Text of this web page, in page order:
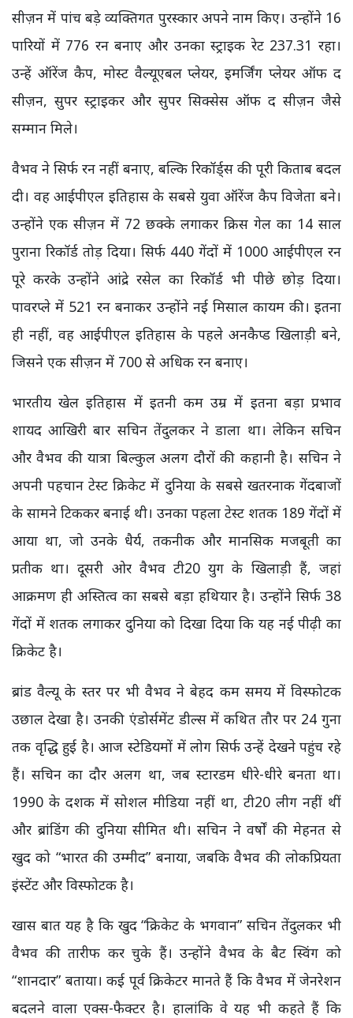
सीज़न में पांच बड़े व्यक्तिगत पुरस्कार अपने नाम किए। उन्होंने 16
पारियों में 776 रन बनाए और उनका स्ट्राइक रेट 237.31 रहा।
उन्हें ऑरेंज कैप, मोस्ट वैल्यूएबल प्लेयर, इमर्जिंग प्लेयर ऑफ द
सीज़न, सुपर स्ट्राइकर और सुपर सिक्सेस ऑफ द सीज़न जैसे
सम्मान मिले।
वैभव ने सिर्फ रन नहीं बनाए, बल्कि रिकॉर्ड्स की पूरी किताब बदल
दी। वह आईपीएल इतिहास के सबसे युवा ऑरेंज कैप विजेता बने।
उन्होंने एक सीज़न में 72 छक्के लगाकर क्रिस गेल का 14 साल
पुराना रिकॉर्ड तोड़ दिया। सिर्फ 440 गेंदों में 1000 आईपीएल रन
पूरे करके उन्होंने आंद्रे रसेल का रिकॉर्ड भी पीछे छोड़ दिया।
पावरप्ले में 521 रन बनाकर उन्होंने नई मिसाल कायम की। इतना
ही नहीं, वह आईपीएल इतिहास के पहले अनकैप्ड खिलाड़ी बने,
जिसने एक सीज़न में 700 से अधिक रन बनाए।
भारतीय खेल इतिहास में इतनी कम उम्र में इतना बड़ा प्रभाव
शायद आखिरी बार सचिन तेंदुलकर ने डाला था। लेकिन सचिन
और वैभव की यात्रा बिल्कुल अलग दौरों की कहानी है। सचिन ने
अपनी पहचान टेस्ट क्रिकेट में दुनिया के सबसे खतरनाक गेंदबाजों
के सामने टिककर बनाई थी। उनका पहला टेस्ट शतक 189 गेंदों में
आया था, जो उनके धैर्य, तकनीक और मानसिक मजबूती का
प्रतीक था। दूसरी ओर वैभव टी20 युग के खिलाड़ी हैं, जहां
आक्रमण ही अस्तित्व का सबसे बड़ा हथियार है। उन्होंने सिर्फ 38
गेंदों में शतक लगाकर दुनिया को दिखा दिया कि यह नई पीढ़ी का
क्रिकेट है।
ब्रांड वैल्यू के स्तर पर भी वैभव ने बेहद कम समय में विस्फोटक
उछाल देखा है। उनकी एंडोर्समेंट डील्स में कथित तौर पर 24 गुना
तक वृद्धि हुई है। आज स्टेडियमों में लोग सिर्फ उन्हें देखने पहुंच रहे
हैं। सचिन का दौर अलग था, जब स्टारडम धीरे-धीरे बनता था।
1990 के दशक में सोशल मीडिया नहीं था, टी20 लीग नहीं थीं
और ब्रांडिंग की दुनिया सीमित थी। सचिन ने वर्षों की मेहनत से
खुद को “भारत की उम्मीद” बनाया, जबकि वैभव की लोकप्रियता
इंस्टेंट और विस्फोटक है।
खास बात यह है कि खुद “क्रिकेट के भगवान” सचिन तेंदुलकर भी
वैभव की तारीफ कर चुके हैं। उन्होंने वैभव के बैट स्विंग को
“शानदार” बताया। कई पूर्व क्रिकेटर मानते हैं कि वैभव में जेनरेशन
बदलने वाला एक्स-फैक्टर है। हालांकि वे यह भी कहते हैं कि